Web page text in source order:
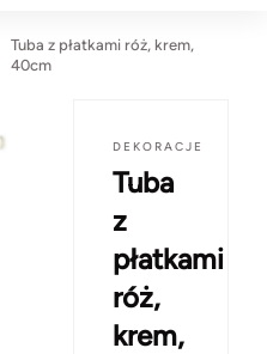
Tuba z płatkami róż, krem,
40cm
DEKORACJE
Tuba
z
płatkami
róż,
krem,